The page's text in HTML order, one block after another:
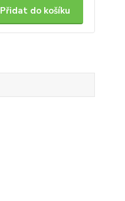
Přidat do košíku